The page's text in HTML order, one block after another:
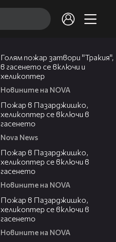
Голям пожар затвори "Тракия",
в гасенето се включи и
хеликоптер
Новините на NOVA
Пожар в Пазарджишко,
хеликоптер се включи в
гасенето
Nova News
Пожар в Пазарджишко,
хеликоптер се включи в
гасенето
Новините на NOVA
Пожар в Пазарджишко,
хеликоптер се включи в
гасенето
Новините на NOVA